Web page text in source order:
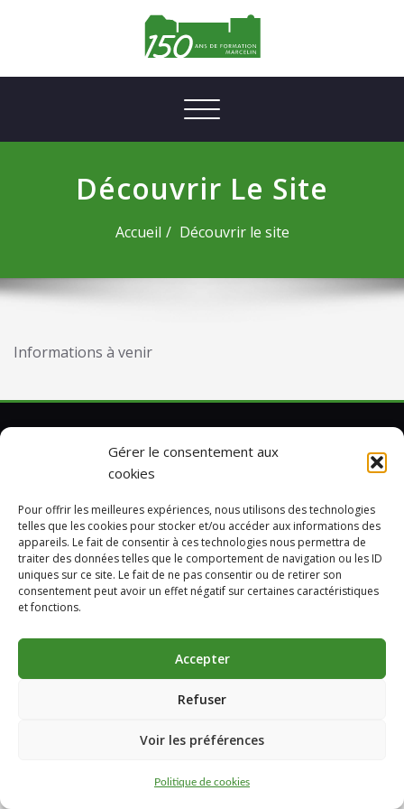
Gérer le consentement aux
cookies
Pour offrir les meilleures expériences, nous utilisons des technologies
telles que les cookies pour stocker et/ou accéder aux informations des
appareils. Le fait de consentir à ces technologies nous permettra de
traiter des données telles que le comportement de navigation ou les ID
uniques sur ce site. Le fait de ne pas consentir ou de retirer son
consentement peut avoir un effet négatif sur certaines caractéristiques
et fonctions.
Accepter
Refuser
Voir les préférences
Politique de cookies
Afficher/masquer la navigation
Découvrir Le Site
Accueil Découvrir le site
Informations à venir